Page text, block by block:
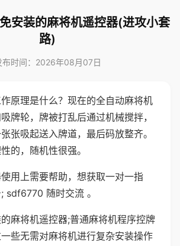
安装的麻将机遥控器(进攻小套
路)
布时间：2026年08月07日
原理是什么？现在的全自动麻将机
牌轮，牌被打乱后通过机械搅拌，
张吸起送入牌道，最后码放整齐。
的，随机性很强。
用上需要帮助，想获取一对一指
sdf6770 随时交流 。
麻将机遥控器;普通麻将机程序控牌
些无需对麻将机进行复杂安装操作